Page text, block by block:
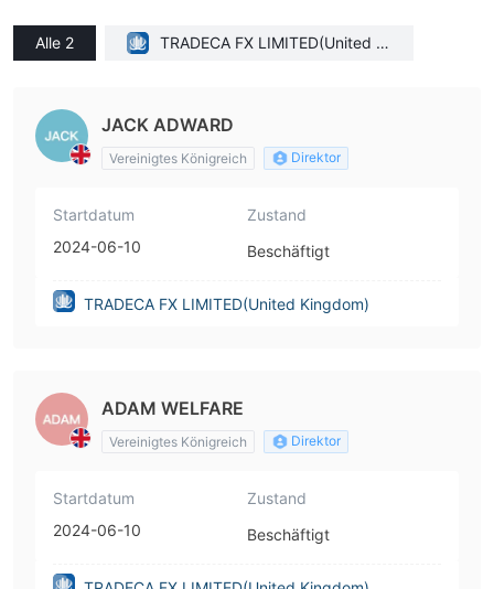
Alle 2
TRADECA FX LIMITED(United Ki
JACK ADWARD
Vereinigtes Königreich Direktor
Startdatum
2024-06-10
Zustand
Beschäftigt
TRADECA FX LIMITED(United Kingdom)
ADAM WELFARE
Vereinigtes Königreich Direktor
Startdatum
2024-06-10
Zustand
Beschäftigt